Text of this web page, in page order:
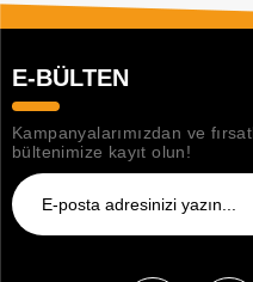
E-BÜLTEN
Kampanyalarımızdan ve
bültenimize kayıt olun!